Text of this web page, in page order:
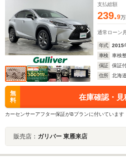
支払総額
239.9万
通常ローン
年式 2015
車検
車検
保証
保証
住所
北海
無
料
在庫確認・見
カーセンサーアフター保証がBプランに付いています
販売店： ガリバー 東雁来店